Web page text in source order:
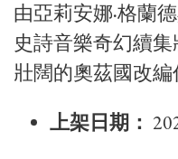
由亞莉安娜·格蘭
史詩音樂奇幻續
壯闊的奧茲國改編
上架日期：